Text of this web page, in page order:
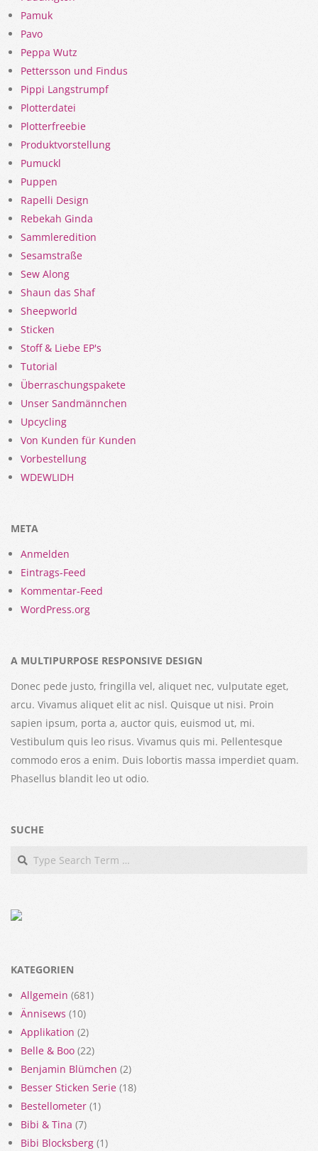
Pamuk
Pavo
Peppa Wutz
Pettersson und Findus
Pippi Langstrumpf
Plotterdatei
Plotterfreebie
Produktvorstellung
Pumuckl
Puppen
Rapelli Design
Rebekah Ginda
Sammleredition
Sesamstraße
Sew Along
Shaun das Shaf
Sheepworld
Sticken
Stoff & Liebe EP's
Tutorial
Überraschungspakete
Unser Sandmännchen
Upcycling
Von Kunden für Kunden
Vorbestellung
WDEWLIDH
META
Anmelden
Eintrags-Feed
Kommentar-Feed
WordPress.org
A MULTIPURPOSE RESPONSIVE DESIGN
Donec pede justo, fringilla vel, aliquet nec, vulputate eget,
arcu. Vivamus aliquet elit ac nisl. Quisque ut nisi. Proin
sapien ipsum, porta a, auctor quis, euismod ut, mi.
Vestibulum quis leo risus. Vivamus quis mi. Pellentesque
commodo eros a enim. Duis lobortis massa imperdiet quam.
Phasellus blandit leo ut odio.
SUCHE
Search
KATEGORIEN
Allgemein (681)
Ännisews (10)
Applikation (2)
Belle & Boo (22)
Benjamin Blümchen (2)
Besser Sticken Serie (18)
Bestellometer (1)
Bibi & Tina (7)
Bibi Blocksberg (1)